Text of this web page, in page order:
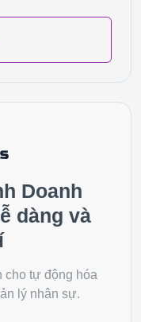
Doanh
dàng và
cho tự động hóa
lý nhân sự.